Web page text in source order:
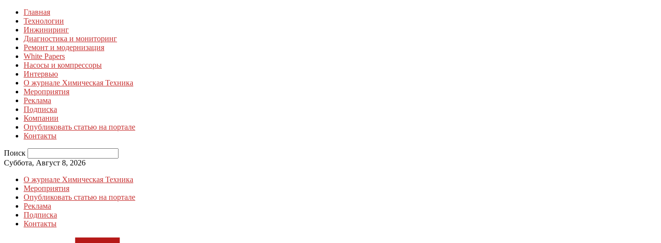
Главная
Технологии
Инжиниринг
Диагностика и мониторинг
Ремонт и модернизация
White Papers
Насосы и компрессоры
Интервью
О журнале Химическая Техника
Мероприятия
Реклама
Подписка
Компании
Опубликовать статью на портале
Контакты
Поиск
Суббота, Август 8, 2026
О журнале Химическая Техника
Мероприятия
Опубликовать статью на портале
Реклама
Подписка
Контакты